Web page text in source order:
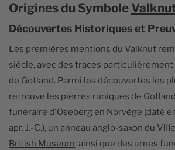
Origines du Symbole
Découvertes Historiques et
Les premières mentions du Valknut
siècle, avec des traces
de Gotland. Parmi les découvertes les
retrouve les pierres runiques de
funéraire d'Oseberg en Norvège (daté
apr. J.-C.), un anneau anglo-saxon du
British Museum, ainsi que des urnes